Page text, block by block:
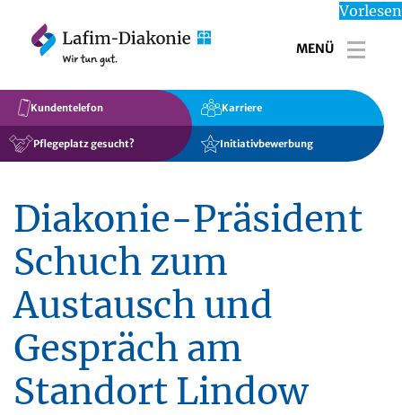
Vorlesen
MENÜ
Kundentelefon
Pflegeplatz gesucht?
Karriere
Initiativbewerbung
Diakonie-Präsident
Schuch zum
Austausch und
Gespräch am
Standort Lindow